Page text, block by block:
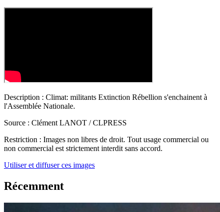
Description : Climat: militants Extinction Rébellion s'enchainent à
l'Assemblée Nationale.
Source : Clément LANOT / CLPRESS
Restriction : Images non libres de droit. Tout usage commercial ou
non commercial est strictement interdit sans accord.
Utiliser et diffuser ces images
Récemment